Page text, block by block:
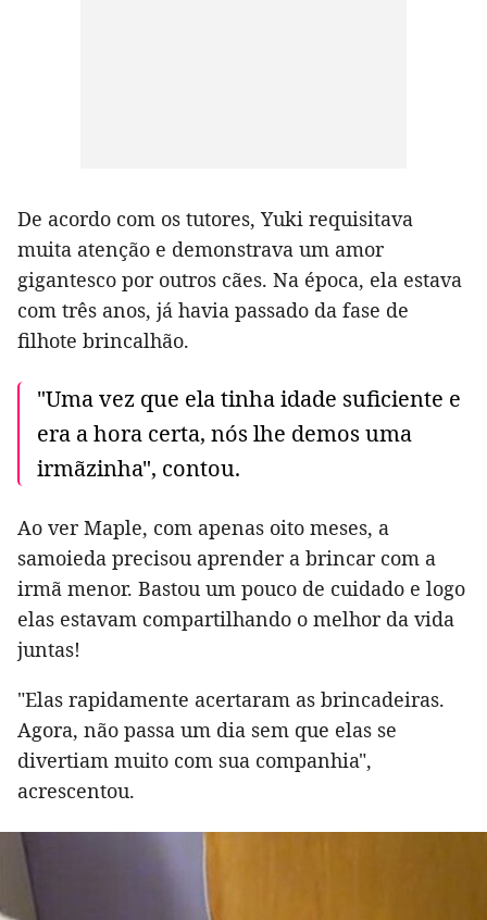
De acordo com os tutores, Yuki requisitava
muita atenção e demonstrava um amor
gigantesco por outros cães. Na época, ela estava
com três anos, já havia passado da fase de
filhote brincalhão.
"Uma vez que ela tinha idade suficiente e
era a hora certa, nós lhe demos uma
irmãzinha", contou.
Ao ver Maple, com apenas oito meses, a
samoieda precisou aprender a brincar com a
irmã menor. Bastou um pouco de cuidado e logo
elas estavam compartilhando o melhor da vida
juntas!
"Elas rapidamente acertaram as brincadeiras.
Agora, não passa um dia sem que elas se
divertiam muito com sua companhia",
acrescentou.